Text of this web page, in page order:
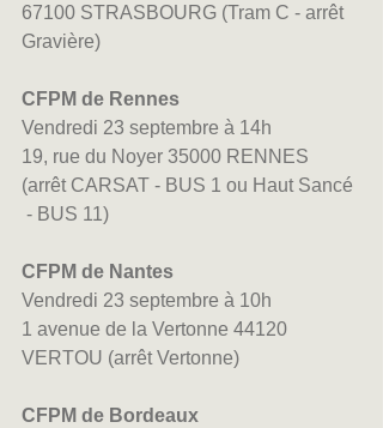
67100 STRASBOURG (Tram C - arrêt
Gravière)
CFPM de Rennes
Vendredi 23 septembre à 14h
19, rue du Noyer 35000 RENNES
(arrêt CARSAT - BUS 1 ou Haut Sancé
- BUS 11)
CFPM de Nantes
Vendredi 23 septembre à 10h
1 avenue de la Vertonne 44120
VERTOU (arrêt Vertonne)
CFPM de Bordeaux